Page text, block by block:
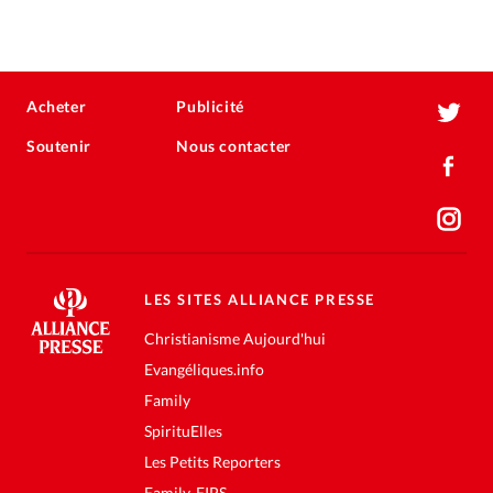
Acheter
Soutenir
Publicité
Nous contacter
LES SITES ALLIANCE PRESSE
Christianisme Aujourd'hui
Evangéliques.info
Family
SpirituElles
Les Petits Reporters